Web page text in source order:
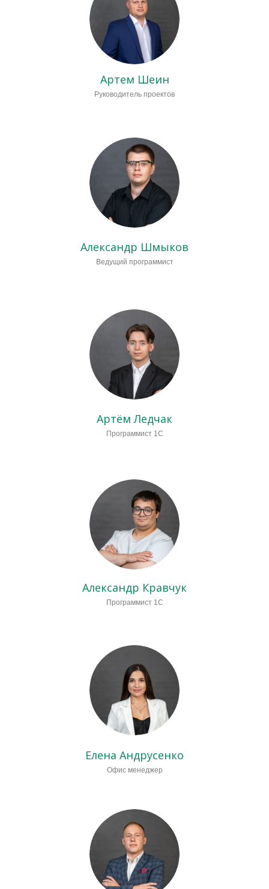
Руководитель проектов
Артем Шеин
Александр Шмыков
Ведущий программист
Программист 1С
Артём Ледчак
Офис менеджер
Елена Андрусенко
Программист 1С
Александр Кравчук